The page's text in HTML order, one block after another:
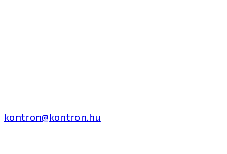
kontron@kontron.hu